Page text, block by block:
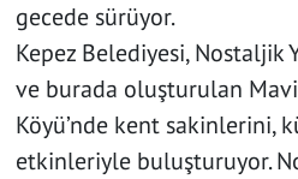
gecede sürüyor.
Kepez Belediyesi, Nostaljik
ve burada oluşturulan
Köyü’nde kent sakinlerini,
etkinleriyle buluşturuyor.